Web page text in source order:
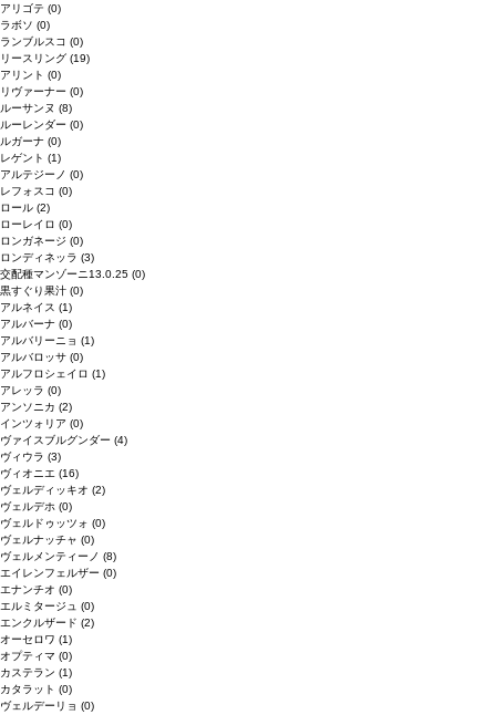
アリゴテ (0)
ラボソ (0)
ランブルスコ (0)
リースリング (19)
アリント (0)
リヴァーナー (0)
ルーサンヌ (8)
ルーレンダー (0)
ルガーナ (0)
レゲント (1)
アルテジーノ (0)
レフォスコ (0)
ロール (2)
ローレイロ (0)
ロンガネージ (0)
ロンディネッラ (3)
交配種マンゾーニ13.0.25 (0)
黒すぐり果汁 (0)
アルネイス (1)
アルバーナ (0)
アルバリーニョ (1)
アルバロッサ (0)
アルフロシェイロ (1)
アレッラ (0)
アンソニカ (2)
インツォリア (0)
ヴァイスブルグンダー (4)
ヴィウラ (3)
ヴィオニエ (16)
ヴェルディッキオ (2)
ヴェルデホ (0)
ヴェルドゥッツォ (0)
ヴェルナッチャ (0)
ヴェルメンティーノ (8)
エイレンフェルザー (0)
エナンチオ (0)
エルミタージュ (0)
エンクルザード (2)
オーセロワ (1)
オプティマ (0)
カステラン (1)
カタラット (0)
ヴェルデーリョ (0)